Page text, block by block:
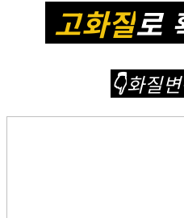
고화질로
👇화질